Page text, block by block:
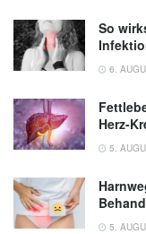
So
6.
Herz-
5.
5.